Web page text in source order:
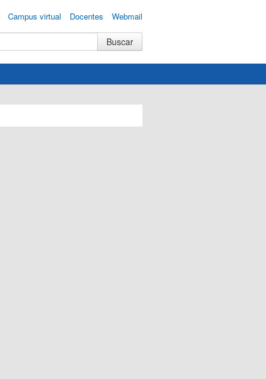
Campus virtual Docentes Webmail